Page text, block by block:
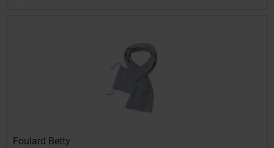
Foulard Betty